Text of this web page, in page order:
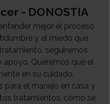
- DONOSTIA
mejor el proceso
y el miedo que
seguiremos
apoyo. Queremos que el
en su cuidado,
para el manejo en casa y
tratamientos, cómo se